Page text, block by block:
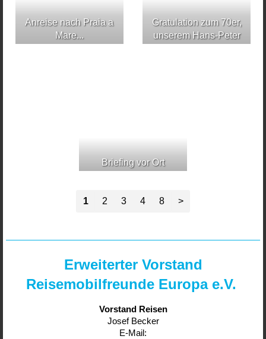
Anreise nach Praia a
Mare...
Gratulation zum 70er,
unserem Hans-Peter
Briefing vor Ort
1 2 3 4 8 >
Erweiterter Vorstand
Reisemobilfreunde Europa e.V.
Vorstand Reisen
Josef Becker
E-Mail: